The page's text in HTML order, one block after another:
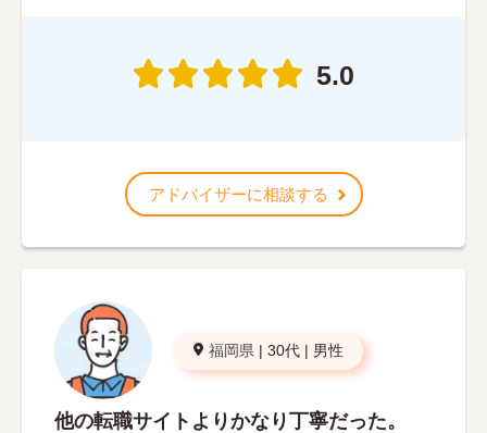
5.0
アドバイザーに相談する
福岡県 | 30代 | 男性
他の転職サイトよりかなり丁寧だった。